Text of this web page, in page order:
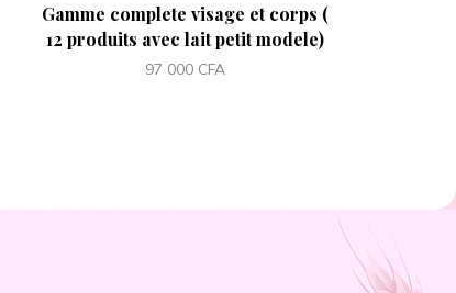
Gamme complete visage et corps (
12 produits avec lait petit modele)
97 000 CFA